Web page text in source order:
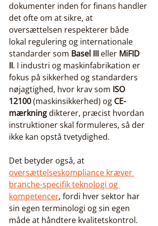
dokumenter inden for finans handler
det ofte om at sikre, at
oversættelsen respekterer både
lokal regulering og internationale
standarder som Basel III eller MiFID
II. I industri og maskinfabrikation er
fokus på sikkerhed og standarders
nøjagtighed, hvor krav som ISO
12100 (maskinsikkerhed) og CE-
mærkning dikterer, præcist hvordan
instruktioner skal formuleres, så der
ikke kan opstå tvetydighed.
Det betyder også, at
oversættelseskompliance kræver
branche-specifik teknologi og
kompetencer, fordi hver sektor har
sin egen terminologi og sin egen
måde at håndtere kvalitetskontrol.